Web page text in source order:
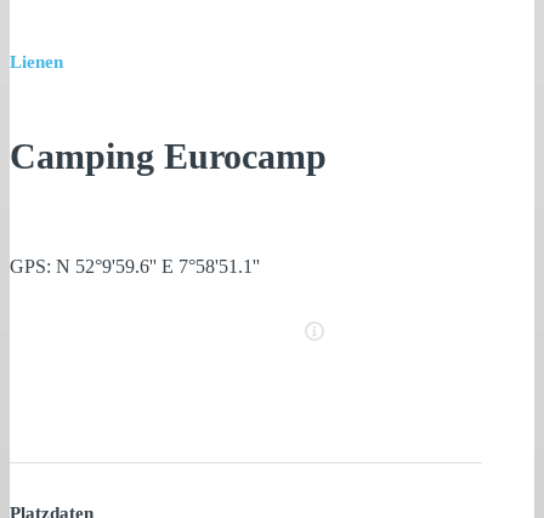
Lienen
Camping Eurocamp
GPS: N 52°9'59.6'' E 7°58'51.1''
Platzdaten